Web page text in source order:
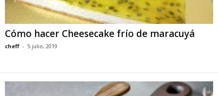
Cómo hacer Cheesecake frío de maracuyá
cheff - 5 julio, 2019